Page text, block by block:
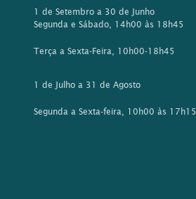
1 de Setembro a 30 de Junho
Segunda e Sábado, 14h00 às 18h45
Terça a Sexta-Feira, 10h00-18h45
1 de Julho a 31 de Agosto
Segunda a Sexta-feira, 10h00 às 17h15